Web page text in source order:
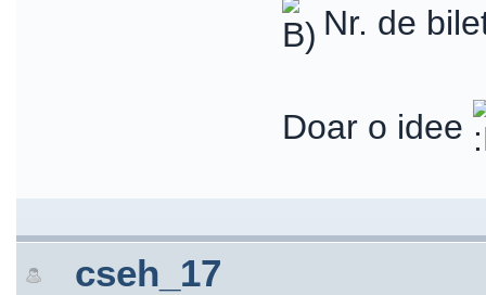
Nr. de
Doar o idee
cseh_17